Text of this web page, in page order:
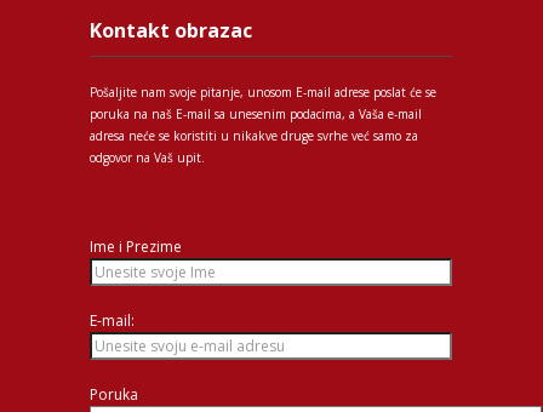
Kontakt obrazac
Pošaljite nam svoje pitanje, unosom E-mail adrese poslat će se
poruka na naš E-mail sa unesenim podacima, a Vaša e-mail
adresa neće se koristiti u nikakve druge svrhe već samo za
odgovor na Vaš upit.
Ime i Prezime
E-mail:
Poruka